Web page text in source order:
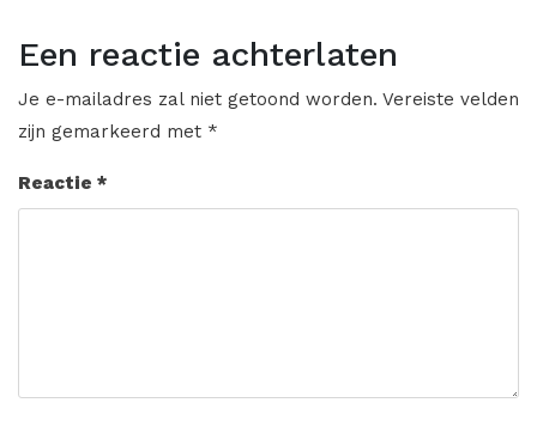
Een reactie achterlaten
Je e-mailadres zal niet getoond worden. Vereiste velden
zijn gemarkeerd met *
Reactie *